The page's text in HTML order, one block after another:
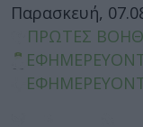
Παρασκευή,
ΠΡΩΤΕΣ